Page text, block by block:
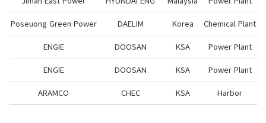
Poseuong Green Power DAELIM Korea Chemical Plant
ENGIE DOOSAN KSA Power Plant
ENGIE DOOSAN KSA Power Plant
ARAMCO CHEC KSA Harbor